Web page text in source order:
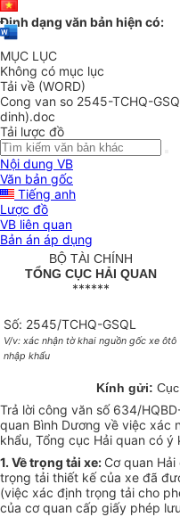
Định dạng văn bản hiện có:
MỤC LỤC
Không có mục lục
Tải về (WORD)
Cong van so 2545-TCHQ-
dinh).doc
Tải lược đồ
Nội dung VB
Văn bản gốc
Tiếng anh
Lược đồ
VB liên quan
Bản án áp dụng
BỘ TÀI CHÍNH
TỔNG CỤC HẢI QUAN
******
Số: 2545/TCHQ-GSQL
V/v: xác nhận tờ khai nguồn gốc xe ôtô
nhập khẩu
Kính gửi:
Trả lời công văn số 634/
quan Bình Dương về việc xác
khẩu, Tổng cục Hải quan có ý
1. Về trọng tải xe: Cơ quan
trọng tải thiết kế của xe đã
(việc xác định trọng tải cho
của cơ quan cấp giấy phép